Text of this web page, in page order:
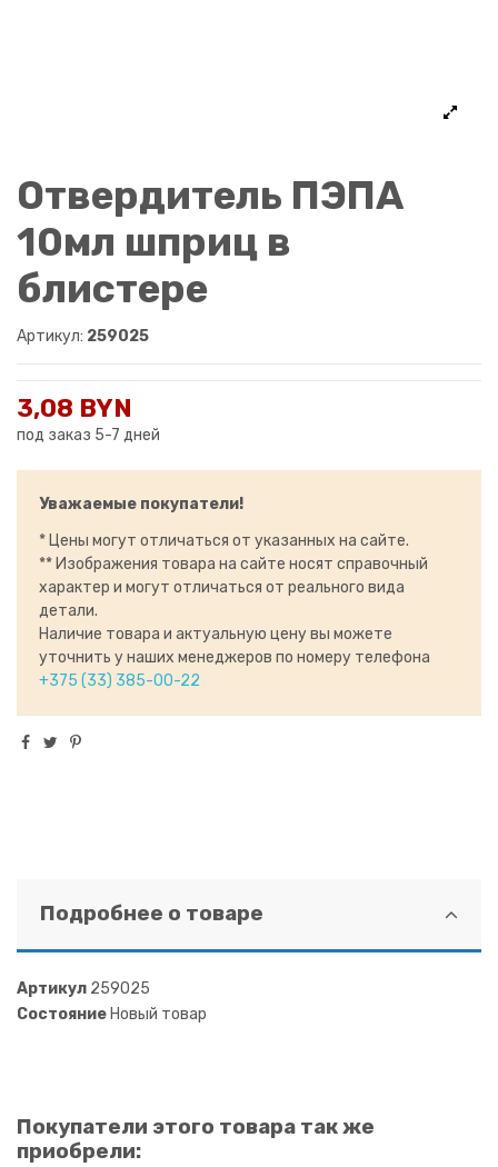
Отвердитель ПЭПА
10мл шприц в
блистере
Артикул: 259025
3,08 BYN
под заказ 5-7 дней
Уважаемые покупатели!
* Цены могут отличаться от указанных на сайте.
** Изображения товара на сайте носят справочный
характер и могут отличаться от реального вида
детали.
Наличие товара и актуальную цену вы можете
уточнить у наших менеджеров по номеру телефона
+375 (33) 385-00-22
Подробнее о товаре
Артикул 259025
СостояниеНовый товар
Покупатели этого товара так же
приобрели: